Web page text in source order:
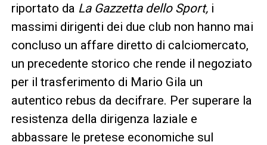
riportato da La Gazzetta dello Sport,i
massimi dirigenti dei due club non hanno mai
concluso un affare diretto di calciomercato,
un precedente storico che rende il negoziato
per il trasferimento di Mario Gila un
autentico rebus da decifrare. Per superare la
resistenza della dirigenza laziale e
abbassare le pretese economiche sul